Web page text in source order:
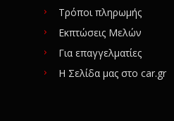
Τρόποι πληρωμής
Εκπτώσεις Μελών
Για επαγγελματίες
Η Σελίδα μας στο car.gr